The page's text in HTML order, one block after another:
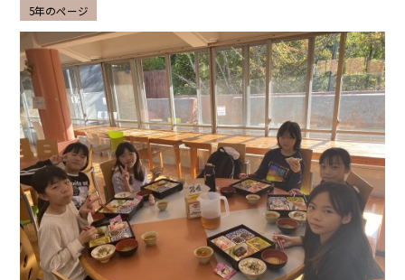
5年のページ